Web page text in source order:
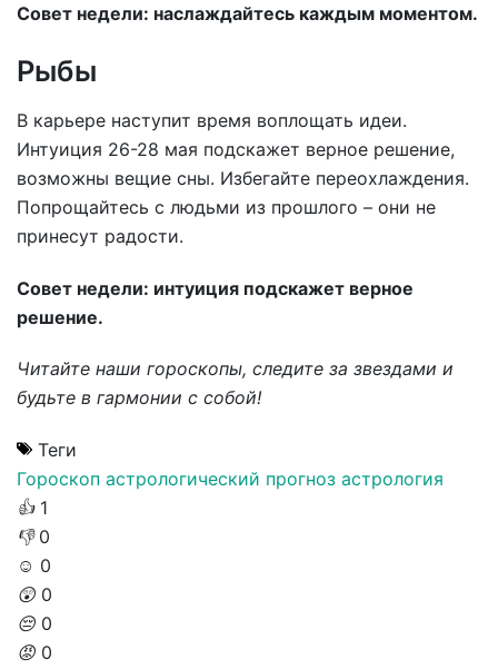
Совет недели: наслаждайтесь каждым моментом.
Рыбы
В карьере наступит время воплощать идеи.
Интуиция 26-28 мая подскажет верное решение,
возможны вещие сны. Избегайте переохлаждения.
Попрощайтесь с людьми из прошлого – они не
принесут радости.
Совет недели: интуиция подскажет верное
решение.
Читайте наши гороскопы, следите за звездами и
будьте в гармонии с собой!
Теги
Гороскоп астрологический прогноз астрология
👍 1
👎 0
☺️ 0
😲 0
😔 0
😡 0